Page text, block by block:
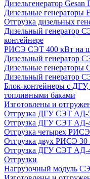
Дизельгенератор
Дизельные генераторы
Отгрузка дизельных
Дизельный генератор
контейнере
РИСЭ СЭТ 400 кВт на
Дизельный генератор
Дизельные генераторы
Дизельный генератор
Блок-контейнеры с
топливными баками
Изготовлены и
Отгрузка ДГУ СЭТ АД-
Отгрузка ДГУ СЭТ АД-
Отгрузка четырех
Отгрузка двух РИСЭ 30
Отгрузка ДГУ СЭТ АД-
Отгрузки
Нагрузочный модуль